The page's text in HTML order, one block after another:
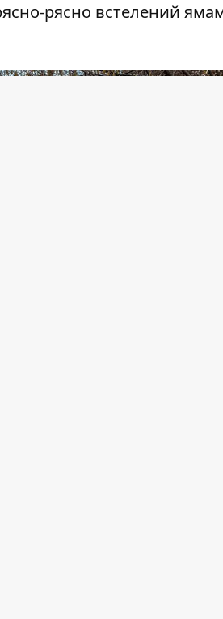
рясно встелений